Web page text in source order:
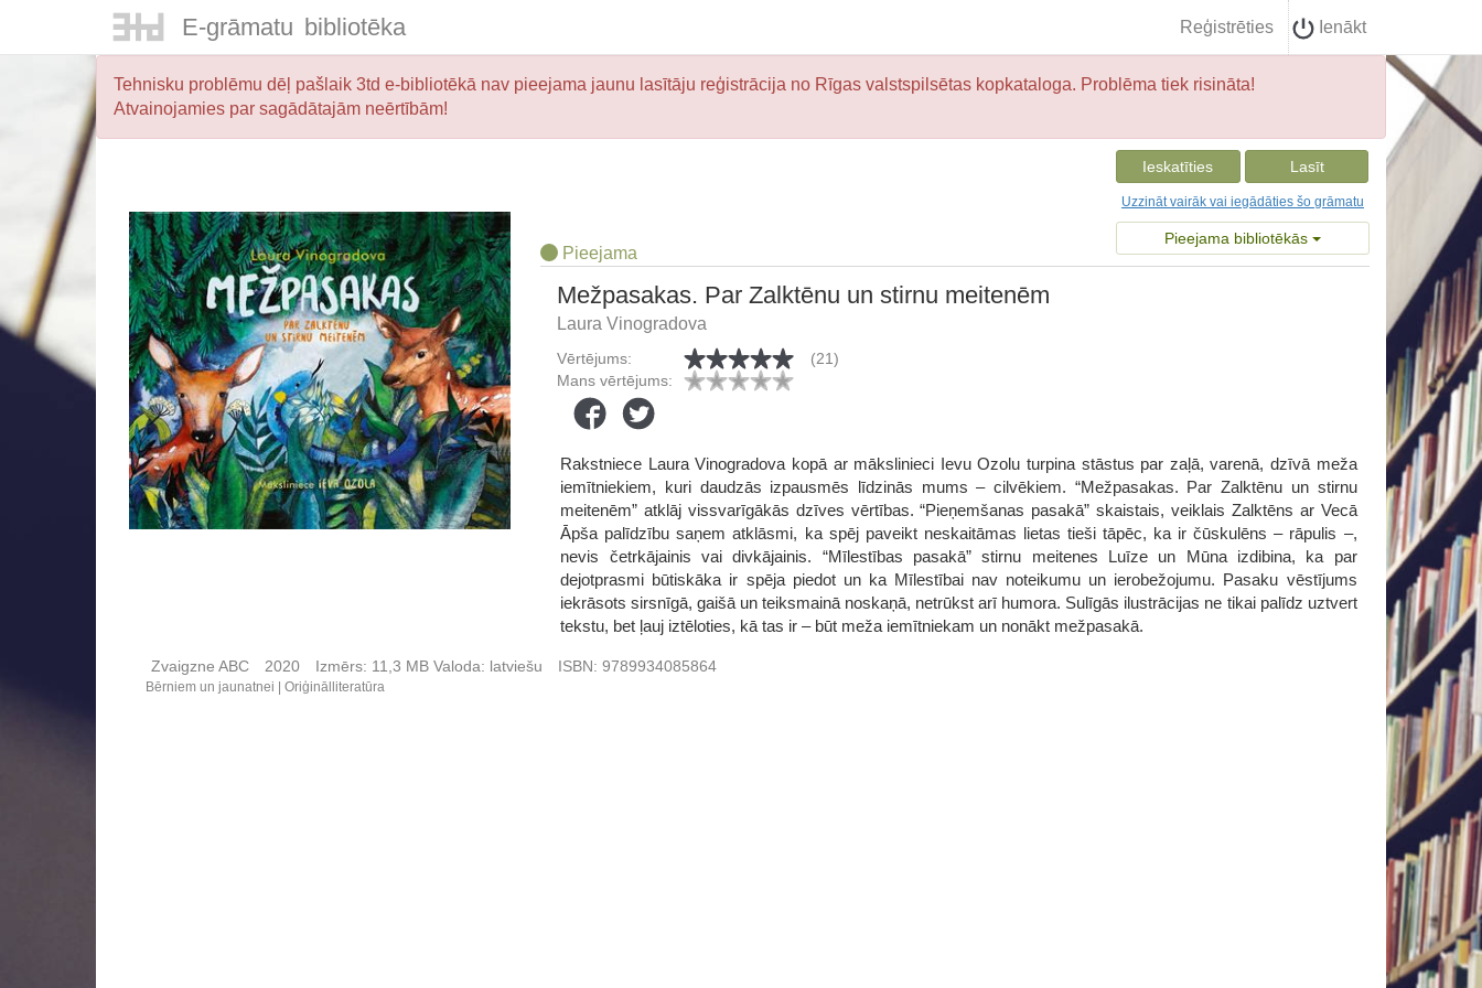
E-grāmatu bibliotēka Reģistrēties Ienākt
Tehnisku problēmu dēļ pašlaik 3td e-bibliotēkā nav pieejama jaunu lasītāju reģistrācija no Rīgas valstspilsētas kopkataloga. Problēma tiek risināta!
Atvainojamies par sagādātajām neērtībām!
Ieskatīties Lasīt
Uzzināt vairāk vai iegādāties šo grāmatu
Pieejama bibliotēkās
Pieejama
Mežpasakas. Par Zalktēnu un stirnu meitenēm
Laura Vinogradova
Vērtējums:
(21)
Mans vērtējums:
Rakstniece Laura Vinogradova kopā ar mākslinieci Ievu Ozolu turpina stāstus par zaļā, varenā, dzīvā meža
iemītniekiem, kuri daudzās izpausmēs līdzinās mums – cilvēkiem. “Mežpasakas. Par Zalktēnu un stirnu
meitenēm” atklāj vissvarīgākās dzīves vērtības. “Pieņemšanas pasakā” skaistais, veiklais Zalktēns ar Vecā
Āpša palīdzību saņem atklāsmi, ka spēj paveikt neskaitāmas lietas tieši tāpēc, ka ir čūskulēns – rāpulis –,
nevis četrkājainis vai divkājainis. “Mīlestības pasakā” stirnu meitenes Luīze un Mūna izdibina, ka par
dejotprasmi būtiskāka ir spēja piedot un ka Mīlestībai nav noteikumu un ierobežojumu. Pasaku vēstījums
iekrāsots sirsnīgā, gaišā un teiksmainā noskaņā, netrūkst arī humora. Sulīgās ilustrācijas ne tikai palīdz uztvert
tekstu, bet ļauj iztēloties, kā tas ir – būt meža iemītniekam un nonākt mežpasakā.
Zvaigzne ABC 2020 Izmērs: 11,3 MB Valoda: latviešu ISBN: 9789934085864
Bērniem un jaunatnei Oriģinālliteratūra